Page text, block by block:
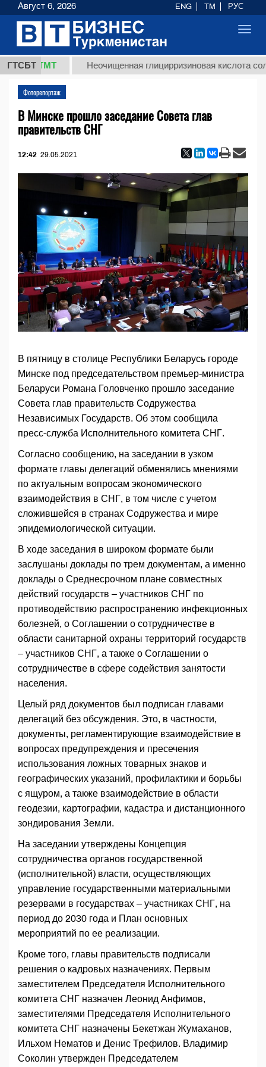
ГТСБТ
ТМТ Неочищенная глицирризиновая кислота
Фоторепортаж
В Минске прошло заседание Совета глав
правительств СНГ
12:42 29.05.2021
В пятницу в столице Республики Беларусь городе
Минске под председательством премьер-министра
Беларуси Романа Головченко прошло заседание
Совета глав правительств Содружества
Независимых Государств. Об этом сообщила
пресс-служба Исполнительного комитета СНГ.
Согласно сообщению, на заседании в узком
формате главы делегаций обменялись мнениями
по актуальным вопросам экономического
взаимодействия в СНГ, в том числе с учетом
сложившейся в странах Содружества и мире
эпидемиологической ситуации.
В ходе заседания в широком формате были
заслушаны доклады по трем документам, а именно
доклады о Среднесрочном плане совместных
действий государств – участников СНГ по
противодействию распространению инфекционных
болезней, о Соглашении о сотрудничестве в
области санитарной охраны территорий государств
– участников СНГ, а также о Соглашении о
сотрудничестве в сфере содействия занятости
населения.
Целый ряд документов был подписан главами
делегаций без обсуждения. Это, в частности,
документы, регламентирующие взаимодействие в
вопросах предупреждения и пресечения
использования ложных товарных знаков и
географических указаний, профилактики и борьбы
с ящуром, а также взаимодействие в области
геодезии, картографии, кадастра и дистанционного
зондирования Земли.
На заседании утверждены Концепция
сотрудничества органов государственной
(исполнительной) власти, осуществляющих
управление государственными материальными
резервами в государствах – участниках СНГ, на
период до 2030 года и План основных
мероприятий по ее реализации.
Кроме того, главы правительств подписали
решения о кадровых назначениях. Первым
заместителем Председателя Исполнительного
комитета СНГ назначен Леонид Анфимов,
заместителями Председателя Исполнительного
комитета СНГ назначены Бекетжан Жумаханов,
Ильхом Нематов и Денис Трефилов. Владимир
Соколин утвержден Председателем
Август 6, 2026 ENG TM РУС